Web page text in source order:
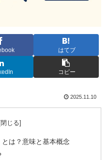
はてブ
コピー
2025.11.10
は？意味と基本概念